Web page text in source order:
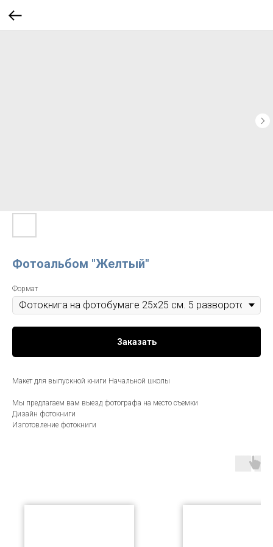
Фотоальбом "Желтый"
Формат
Заказать
Макет для выпускной книги Начальной школы
Мы предлагаем вам выезд фотографа на место съемки
Дизайн фотокниги
Изготовление фотокниги